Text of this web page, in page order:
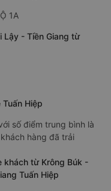
1A
Lậy - Tiền Giang từ
Hiệp
số điểm trung bình là
hàng đã trải
khách từ Krông Búk -
Tuấn Hiệp